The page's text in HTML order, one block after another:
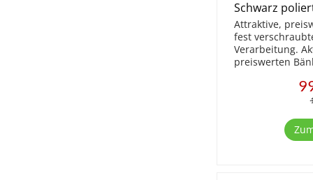
Schwarz
Attraktive,
fest
Verarbeitung.
preiswerten
Schraubdübel
stufenlos